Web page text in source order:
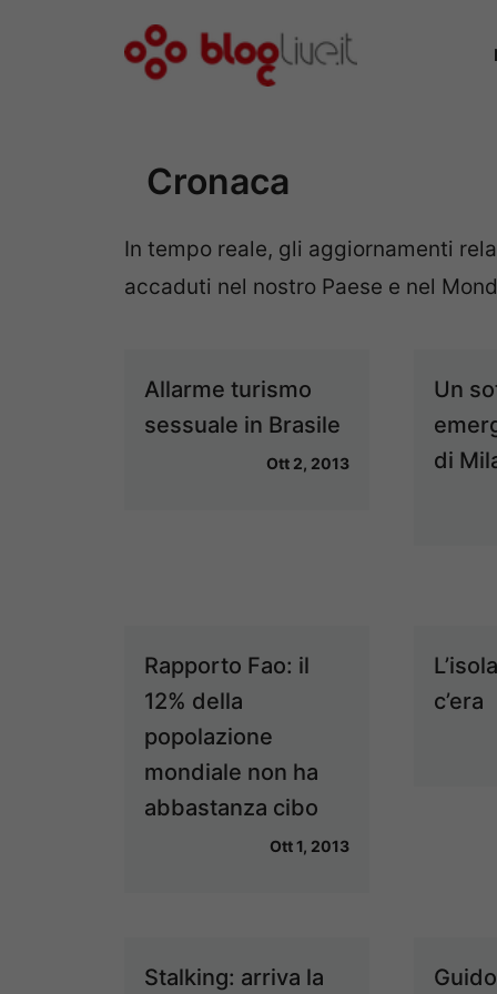
Cronaca
In tempo reale, gli aggiornamenti
accaduti nel nostro Paese e nel
Allarme turismo
sessuale in Brasile
Ott 2, 2013
Un
di
Rapporto Fao: il
12% della
popolazione
mondiale non ha
abbastanza cibo
Ott 1, 2013
c’era
Stalking: arriva la